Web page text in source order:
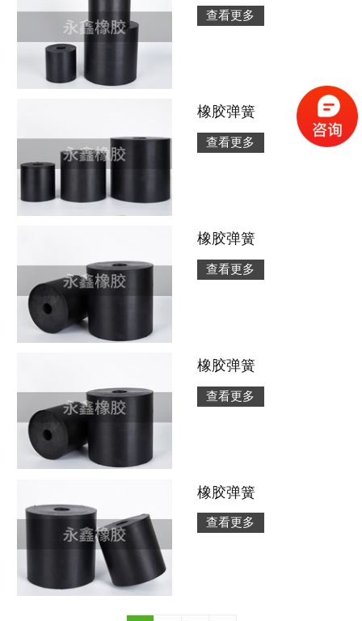
查看更多
橡胶弹簧
查看更多
橡胶弹簧
查看更多
橡胶弹簧
查看更多
橡胶弹簧
查看更多